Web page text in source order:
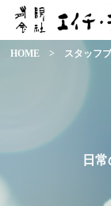
日
HOME > スタッフ